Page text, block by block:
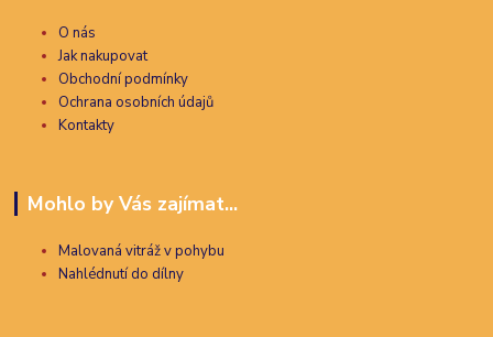
O nás
Jak nakupovat
Obchodní podmínky
Ochrana osobních údajů
Kontakty
Mohlo by Vás zajímat...
Malovaná vitráž v pohybu
Nahlédnutí do dílny